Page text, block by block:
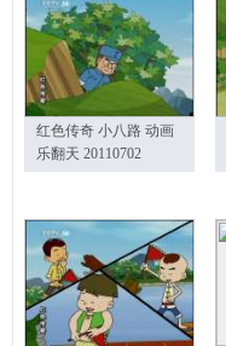
红色传奇 小八路 动画
乐翻天 20110702